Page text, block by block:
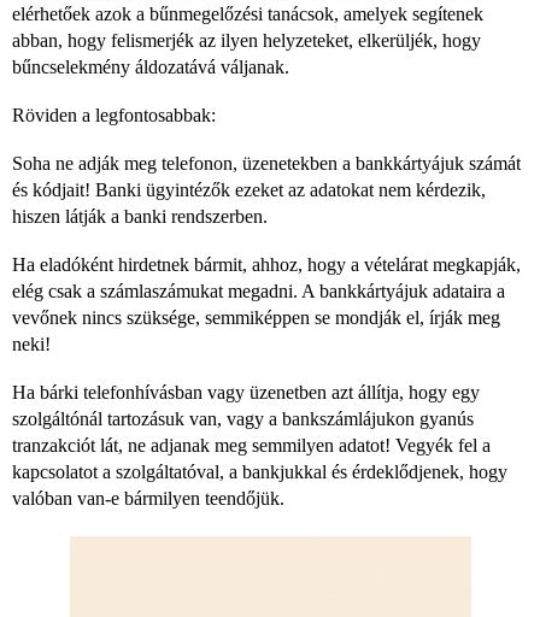
elérhetőek azok a bűnmegelőzési tanácsok, amelyek segítenek
abban, hogy felismerjék az ilyen helyzeteket, elkerüljék, hogy
bűncselekmény áldozatává váljanak.
Röviden a legfontosabbak:
Soha ne adják meg telefonon, üzenetekben a bankkártyájuk számát
és kódjait! Banki ügyintézők ezeket az adatokat nem kérdezik,
hiszen látják a banki rendszerben.
Ha eladóként hirdetnek bármit, ahhoz, hogy a vételárat megkapják,
elég csak a számlaszámukat megadni. A bankkártyájuk adataira a
vevőnek nincs szüksége, semmiképpen se mondják el, írják meg
neki!
Ha bárki telefonhívásban vagy üzenetben azt állítja, hogy egy
szolgáltónál tartozásuk van, vagy a bankszámlájukon gyanús
tranzakciót lát, ne adjanak meg semmilyen adatot! Vegyék fel a
kapcsolatot a szolgáltatóval, a bankjukkal és érdeklődjenek, hogy
valóban van-e bármilyen teendőjük.